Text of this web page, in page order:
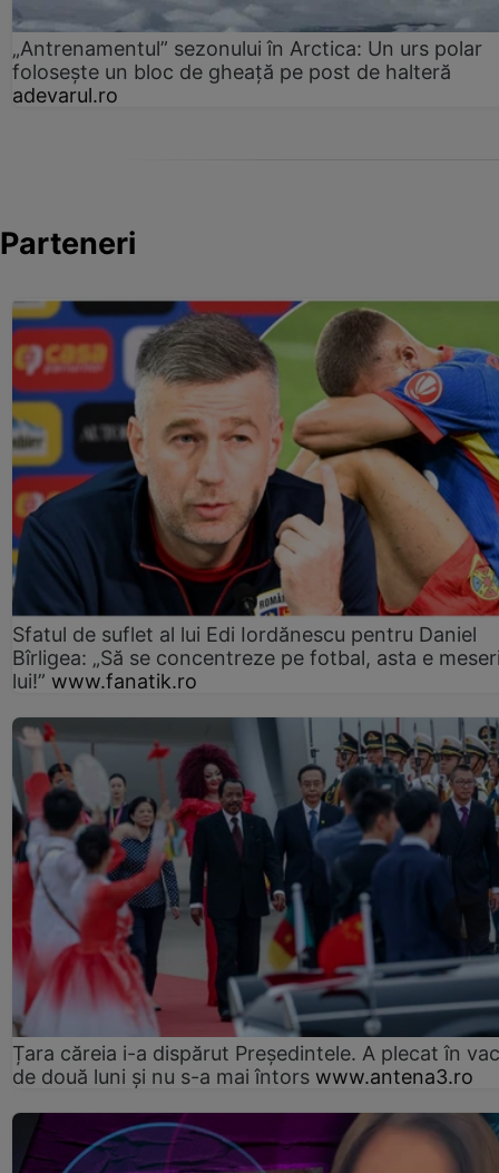
„Antrenamentul” sezonului în Arctica: Un urs polar
folosește un bloc de gheață pe post de halteră
adevarul.ro
Parteneri
Sfatul de suflet al lui Edi Iordănescu pentru Daniel
Bîrligea: „Să se concentreze pe fotbal, asta e
lui!” www.fanatik.ro
Țara căreia i-a dispărut Președintele. A plecat în
de două luni și nu s-a mai întors www.antena3.ro